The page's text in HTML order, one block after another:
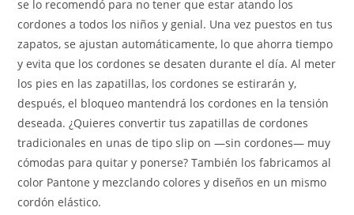
se lo recomendó para no tener que estar atando los
cordones a todos los niños y genial. Una vez puestos en tus
zapatos, se ajustan automáticamente, lo que ahorra tiempo
y evita que los cordones se desaten durante el día. Al meter
los pies en las zapatillas, los cordones se estirarán y,
después, el bloqueo mantendrá los cordones en la tensión
deseada. ¿Quieres convertir tus zapatillas de cordones
tradicionales en unas de tipo slip on —sin cordones— muy
cómodas para quitar y ponerse? También los fabricamos al
color Pantone y mezclando colores y diseños en un mismo
cordón elástico.